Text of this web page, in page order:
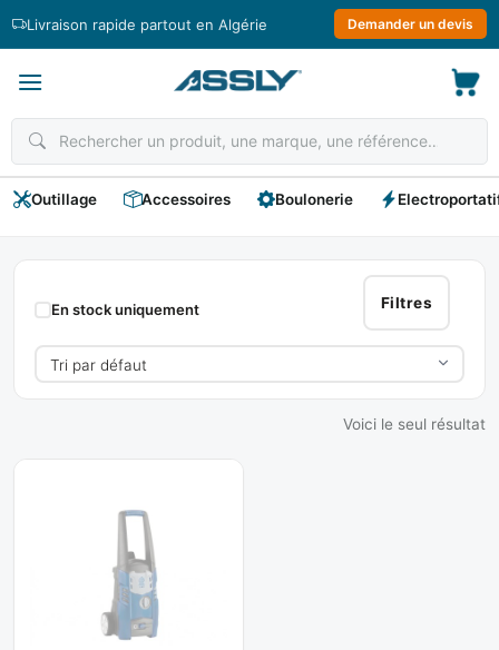
Livraison rapide partout en Algérie Demander un devis
Outillage Accessoires Boulonerie
BLUE
CLEAN
Filtres
En stock uniquement
Voici le seul résultat